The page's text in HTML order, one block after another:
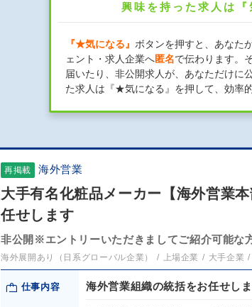
興味を持った求人は『
『★気になる』 ボタンを押すと、あなた
ェント・求人企業へ匿名で伝わります。
届いたり、非公開求人が、あなただけに
た求人は『★気になる』を押して、効率
再掲載 海外営業
大手有名化粧品メーカー【海外営業
任せします
非公開※エントリーいただきましてご紹介可能な
海外展開あり（日系グローバル企業） 上場企業 大手企業
仕事内容 海外営業組織の統括をお任せし